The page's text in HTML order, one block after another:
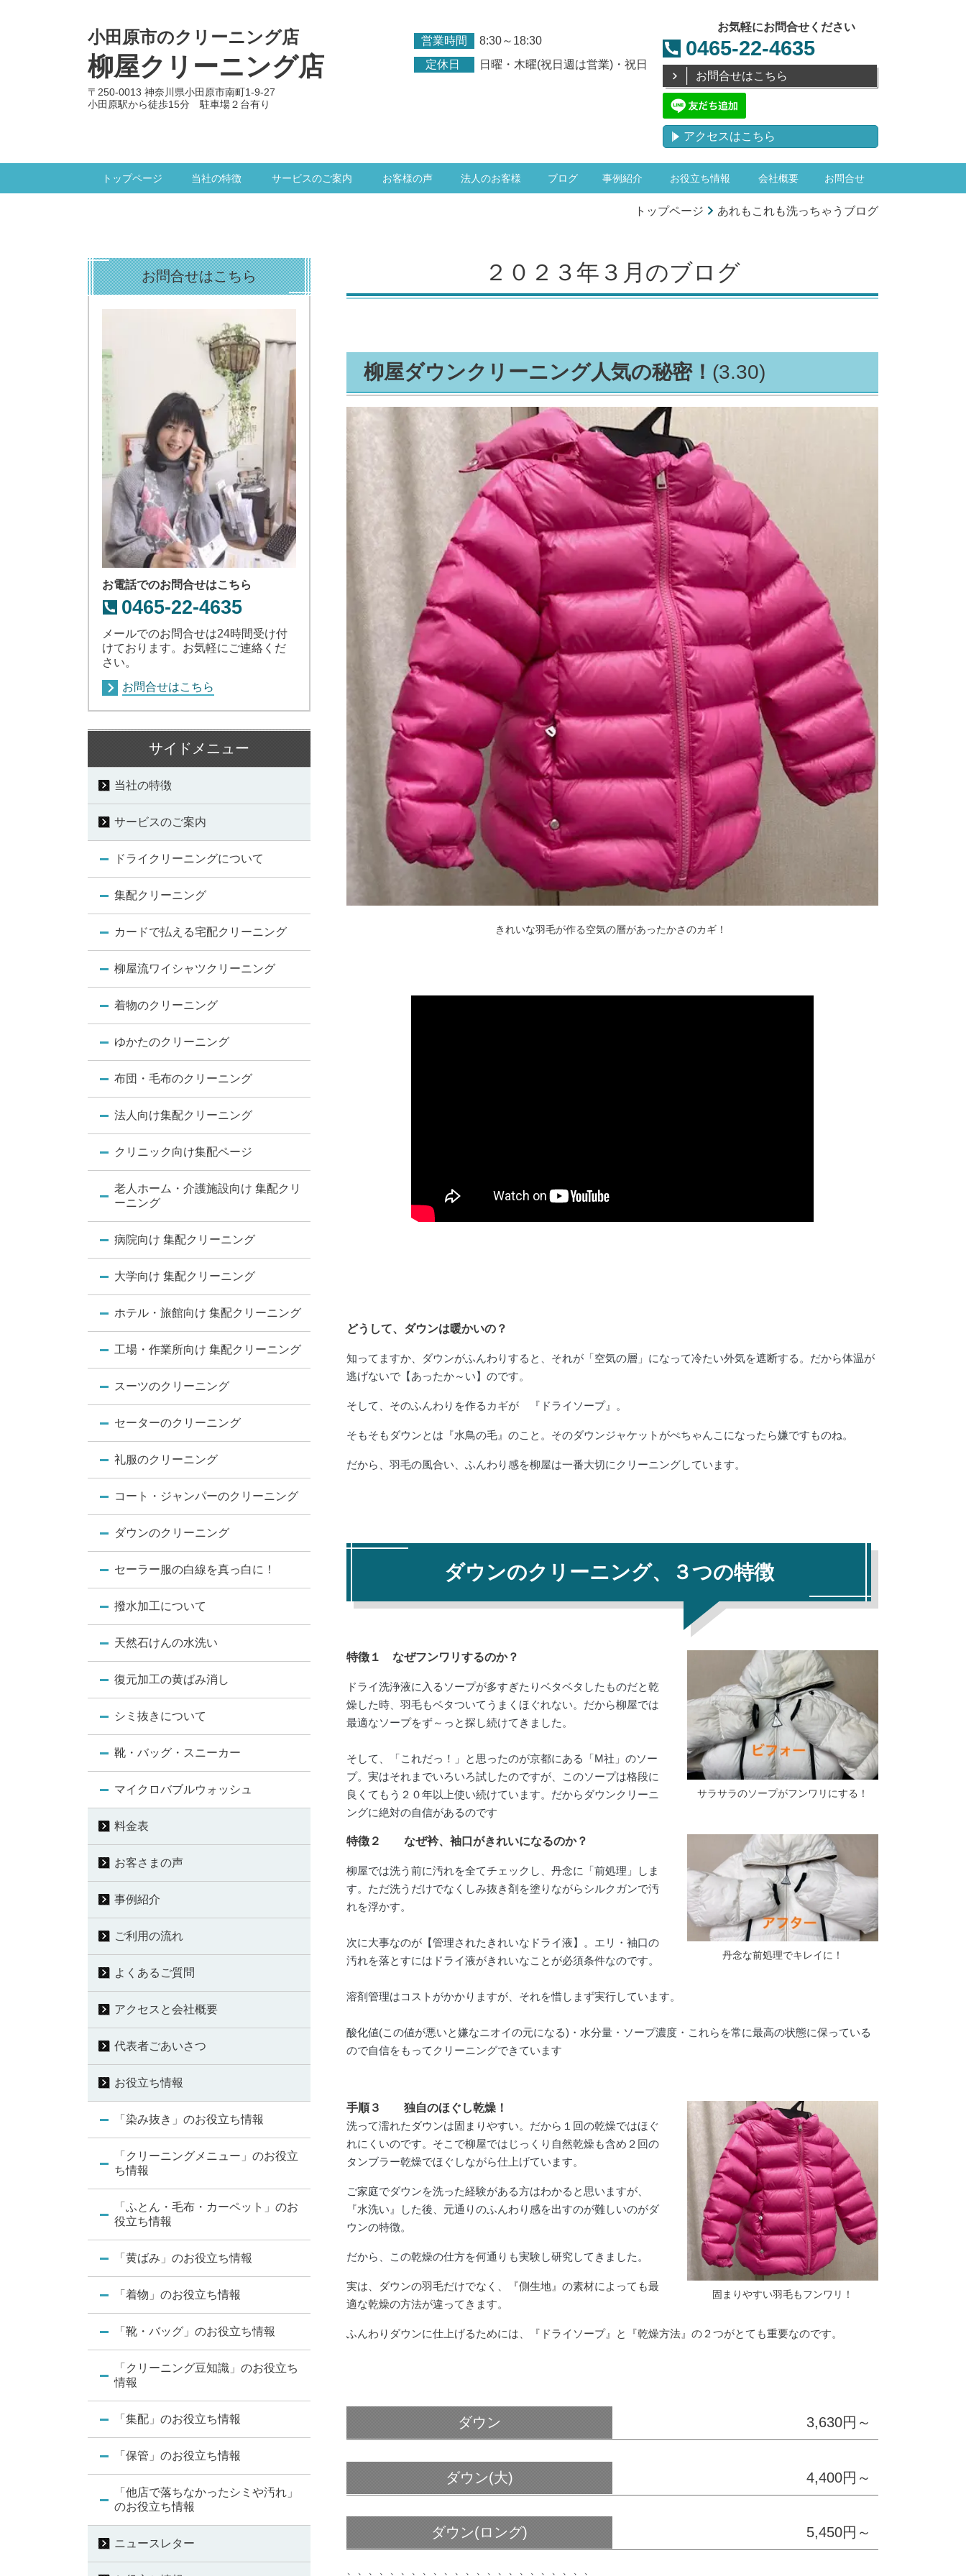
小田原市のクリーニング店
柳屋クリーニング店
〒250-0013 神奈川県小田原市南町1-9-27
小田原駅から徒歩15分 駐車場２台有り
営業時間
8:30～18:30
定休日
日曜・木曜(祝日週は営業)・祝日
お気軽にお問合せください
0465-22-4635
お問合せはこちら
アクセスはこちら
トップページ 当社の特徴 サービスのご案内 お客様の声 法人のお客様 ブログ 事例紹介 お役立ち情報 会社概要 お問合せ
トップページ あれもこれも洗っちゃうブログ
２０２３年３月のブログ
柳屋ダウンクリーニング人気の秘密！ (3.30)
きれいな羽毛が作る空気の層があったかさのカギ！
どうして、ダウンは暖かいの？
知ってますか、ダウンがふんわりすると、それが「空気の層」になって冷たい外気を遮断する。だから体温が
逃げないで【あったか～い】のです。
そして、そのふんわりを作るカギが 『ドライソープ』。
そもそもダウンとは『水鳥の毛』のこと。そのダウンジャケットがぺちゃんこになったら嫌ですものね。
だから、羽毛の風合い、ふんわり感を柳屋は一番大切にクリーニングしています。
ダウンのクリーニング、３つの特徴
サラサラのソープがフンワリにする！
特徴１ なぜフンワリするのか？
ドライ洗浄液に入るソープが多すぎたりベタベタしたものだと乾
燥した時、羽毛もベタついてうまくほぐれない。だから柳屋では
最適なソープをず～っと探し続けてきました。
そして、「これだっ！」と思ったのが京都にある「M社」のソー
プ。実はそれまでいろいろ試したのですが、このソープは格段に
良くてもう２０年以上使い続けています。だからダウンクリーニ
ングに絶対の自信があるのです
丹念な前処理でキレイに！
特徴２ なぜ衿、袖口がきれいになるのか？
柳屋では洗う前に汚れを全てチェックし、丹念に「前処理」しま
す。ただ洗うだけでなくしみ抜き剤を塗りながらシルクガンで汚
れを浮かす。
次に大事なのが【管理されたきれいなドライ液】。エリ・袖口の
汚れを落とすにはドライ液がきれいなことが必須条件なのです。
溶剤管理はコストがかかりますが、それを惜しまず実行しています。
酸化値(この値が悪いと嫌なニオイの元になる) ・水分量・ソープ濃度・これらを常に最高の状態に保っている
ので自信をもってクリーニングできています
固まりやすい羽毛もフンワリ！
手順３ 独自のほぐし乾燥！
洗って濡れたダウンは固まりやすい。だから１回の乾燥ではほぐ
れにくいのです。そこで柳屋ではじっくり自然乾燥も含め２回の
タンブラー乾燥でほぐしながら仕上げています。
ご家庭でダウンを洗った経験がある方はわかると思いますが、
『水洗い』した後、元通りのふんわり感を出すのが難しいのがダ
ウンの特徴。
だから、この乾燥の仕方を何通りも実験し研究してきました。
実は、ダウンの羽毛だけでなく、『側生地』の素材によっても最
適な乾燥の方法が違ってきます。
ふんわりダウンに仕上げるためには、『ドライソープ』と『乾燥方法』の２つがとても重要なのです。
ダウン 3,630円～
ダウン(大) 4,400円～
ダウン(ロング) 5,450円～
お問合せはこちら
お電話でのお問合せはこちら
0465-22-4635
メールでのお問合せは24時間受け付
けております。お気軽にご連絡くだ
さい。
お問合せはこちら
サイドメニュー
当社の特徴
サービスのご案内
ドライクリーニングについて
集配クリーニング
カードで払える宅配クリーニング
柳屋流ワイシャツクリーニング
着物のクリーニング
ゆかたのクリーニング
布団・毛布のクリーニング
法人向け集配クリーニング
クリニック向け集配ページ
老人ホーム・介護施設向け 集配クリ
ーニング
病院向け 集配クリーニング
大学向け 集配クリーニング
ホテル・旅館向け 集配クリーニング
工場・作業所向け 集配クリーニング
スーツのクリーニング
セーターのクリーニング
礼服のクリーニング
コート・ジャンパーのクリーニング
ダウンのクリーニング
セーラー服の白線を真っ白に！
撥水加工について
天然石けんの水洗い
復元加工の黄ばみ消し
シミ抜きについて
靴・バッグ・スニーカー
マイクロバブルウォッシュ
料金表
お客さまの声
事例紹介
ご利用の流れ
よくあるご質問
アクセスと会社概要
代表者ごあいさつ
お役立ち情報
「染み抜き」のお役立ち情報
「クリーニングメニュー」のお役立
ち情報
「ふとん・毛布・カーペット」のお
役立ち情報
「黄ばみ」のお役立ち情報
「着物」のお役立ち情報
「靴・バッグ」のお役立ち情報
「クリーニング豆知識」のお役立ち
情報
「集配」のお役立ち情報
「保管」のお役立ち情報
「他店で落ちなかったシミや汚れ」
のお役立ち情報
ニュースレター